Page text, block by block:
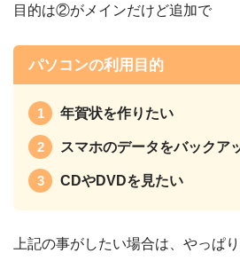
目的は②がメインだけど追加で
パソコンの利用目的
年賀状を作りたい
スマホのデータをバックア
CDやDVDを見たい
上記の事がしたい場合は、やっぱ